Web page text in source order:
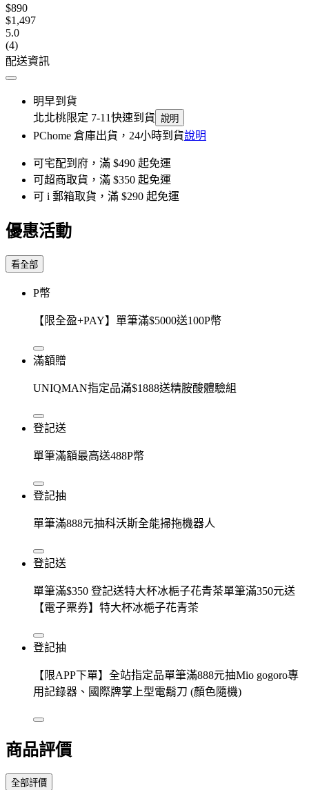
$890
$1,497
5.0
(4)
配送資訊
明早到貨
北北桃限定 7-11快速到貨 說明
PChome 倉庫出貨，24小時到貨說明
可宅配到府，滿 $490 起免運
可超商取貨，滿 $350 起免運
可 i 郵箱取貨，滿 $290 起免運
優惠活動
看全部
P幣
【限全盈+PAY】單筆滿$5000送100P幣
滿額贈
UNIQMAN指定品滿$1888送精胺酸體驗組
登記送
單筆滿額最高送488P幣
登記抽
單筆滿888元抽科沃斯全能掃拖機器人
登記送
單筆滿$350 登記送特大杯冰梔子花青茶單筆滿350元送
【電子票券】特大杯冰梔子花青茶
登記抽
【限APP下單】全站指定品單筆滿888元抽Mio gogoro專
用記錄器、國際牌掌上型電鬍刀 (顏色隨機)
商品評價
全部評價